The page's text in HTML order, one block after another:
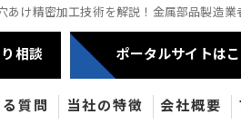
あけ精密加工技術を解説！金属部品製造
相談 ポータルサイトは
質問 当社の特徴 会社概要